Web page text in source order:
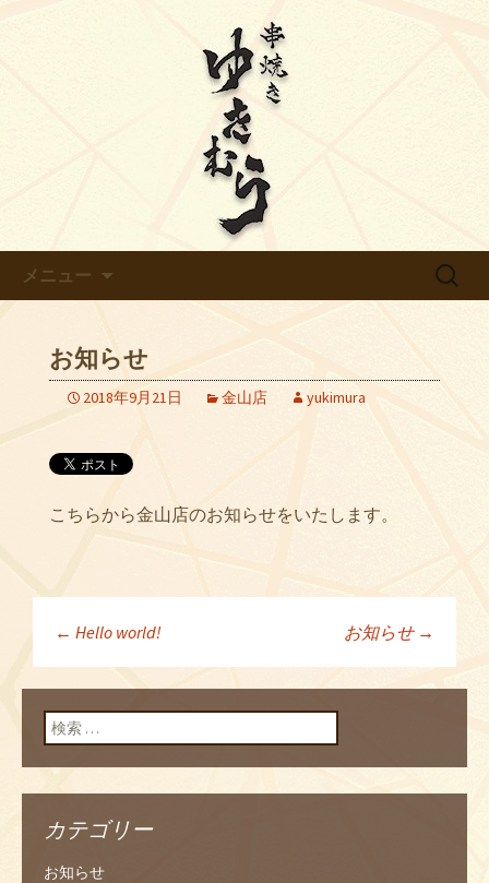
天白区平針の炭火焼き鳥【ゆき
むら】のブログ
【ゆきむら】のブログです
メニュー
検
お知らせ
2018年9月21日 金山店 yukimura
こちらから金山店のお知らせをいたします。
投稿ナビゲーショ
ン
← Hello world! お知らせ →
検索:
カテゴリー
お知らせ